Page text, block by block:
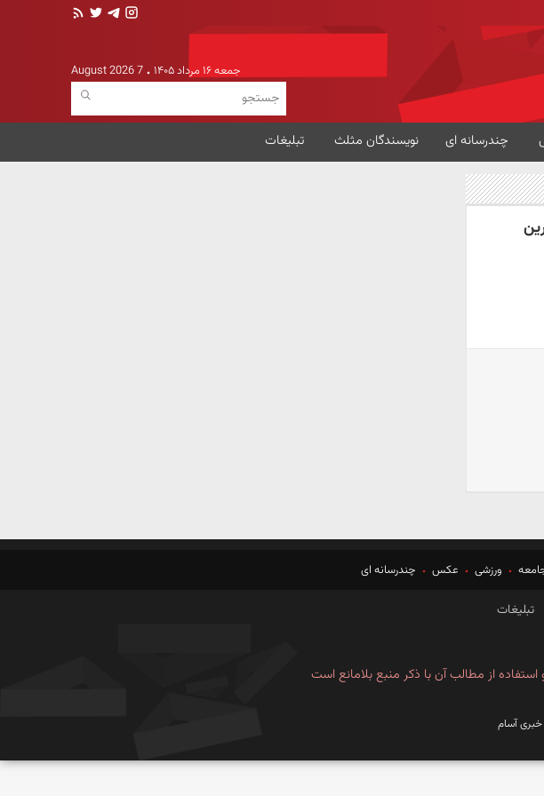
جمعه ۱۶ مرداد ۱۴۰۵ 7 August 2026
چندرسانه ای نویسندگان مثلث تبلیغات
ورزشی عکس چندرسانه ای
تبلیغات
از مطالب آن با ذکر منبع بلامانع است
آسام